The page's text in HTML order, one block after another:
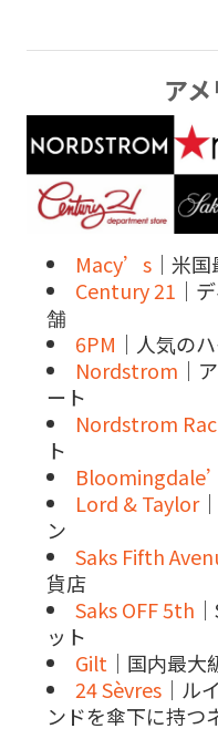
ア
Macy’s ｜米
Century 21 ｜
舗
6PM ｜人気の
Nordstrom ｜
ート
Nordstrom
ト
Lord & Taylor
ン
Saks Fifth
貨店
Saks OFF 5th
ット
Gilt ｜国内最
24 Sèvres ｜ル
ンドを傘下に持つ